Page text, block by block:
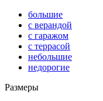
большие
с верандой
с гаражом
с террасой
небольшие
недорогие
Размеры